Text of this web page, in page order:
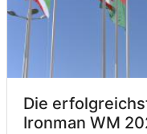
Die
Ironman WM